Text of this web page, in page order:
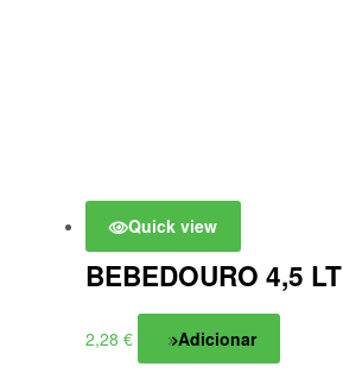
Quick view
BEBEDOURO 4,5 LT
2,28 € Adicionar